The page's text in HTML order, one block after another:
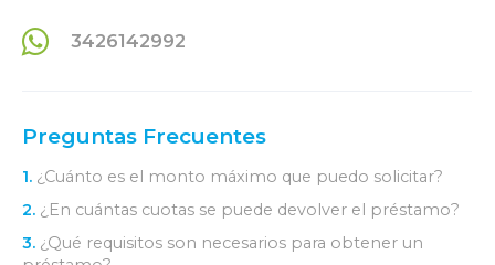
3426142992
Preguntas Frecuentes
1. ¿Cuánto es el monto máximo que puedo solicitar?
2. ¿En cuántas cuotas se puede devolver el préstamo?
3. ¿Qué requisitos son necesarios para obtener un